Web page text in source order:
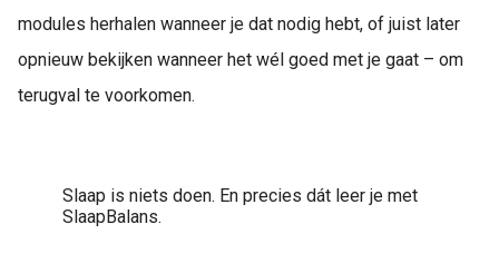
modules herhalen wanneer je dat nodig hebt, of juist later
opnieuw bekijken wanneer het wél goed met je gaat – om
terugval te voorkomen.
Slaap is niets doen. En precies dát leer je met
SlaapBalans.